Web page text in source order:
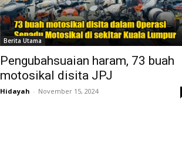
Berita Utama
Pengubahsuaian haram, 73 buah
motosikal disita JPJ
Hidayah - November 15, 2024